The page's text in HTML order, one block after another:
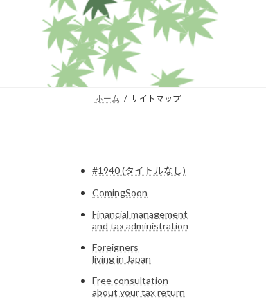
ホーム サイトマップ
#1940 (タイトルなし)
ComingSoon
Financial management
and tax administration
Foreigners
living in Japan
Free consultation
about your tax return